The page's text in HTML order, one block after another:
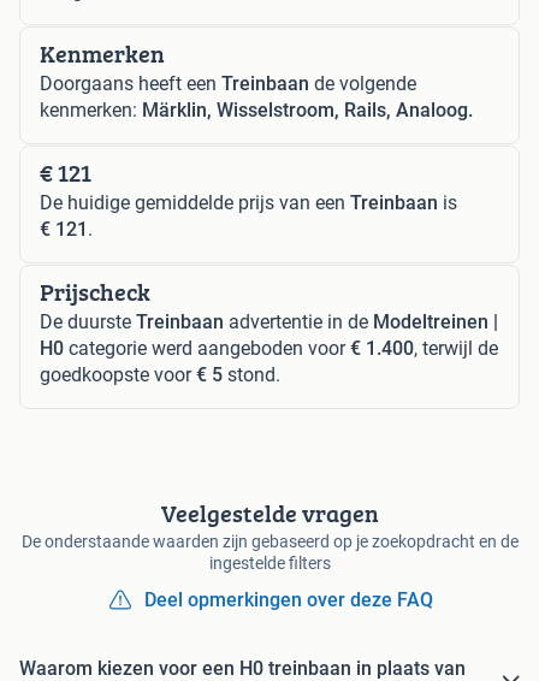
Kenmerken
Doorgaans heeft een Treinbaan de volgende
kenmerken: Märklin, Wisselstroom, Rails, Analoog.
€ 121
De huidige gemiddelde prijs van een Treinbaan is
€ 121 .
Prijscheck
De duurste Treinbaan advertentie in de Modeltreinen |
H0 categorie werd aangeboden voor€ 1.400, terwijl de
goedkoopste voor€ 5 stond.
Veelgestelde vragen
De onderstaande waarden zijn gebaseerd op je zoekopdracht en de
ingestelde filters
Deel opmerkingen over deze FAQ
Waarom kiezen voor een H0 treinbaan in plaats van